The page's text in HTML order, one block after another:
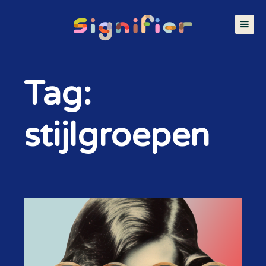
Tag:
stijlgroepen